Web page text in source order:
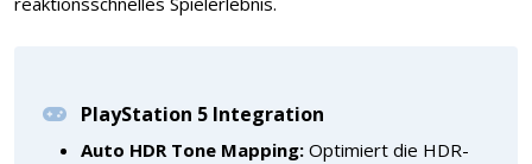
PlayStation 5 Integration
Auto HDR Tone Mapping: Optimiert die HDR-